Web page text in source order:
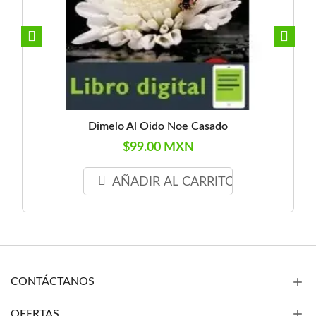
Dimelo Al Oido Noe Casado
$99.00 MXN
AÑADIR AL CARRITO
CONTÁCTANOS